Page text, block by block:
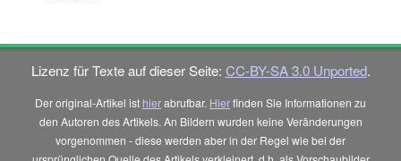
Lizenz für Texte auf dieser Seite: CC-BY-SA 3.0 Unported.
Der original-Artikel ist hierabrufbar. Hierfinden Sie Informationen zu
den Autoren des Artikels. An Bildern wurden keine Veränderungen
vorgenommen - diese werden aber in der Regel wie bei der